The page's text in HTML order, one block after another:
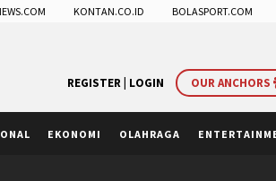
KONTAN.CO.ID BOLASPORT.COM
REGISTER | LOGIN OUR ANCHORS
EKONOMI OLAHRAGA